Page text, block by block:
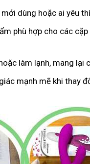
dùng hoặc ai yêu
phù hợp cho các
làm lạnh, mang lại
mạnh mẽ khi thay